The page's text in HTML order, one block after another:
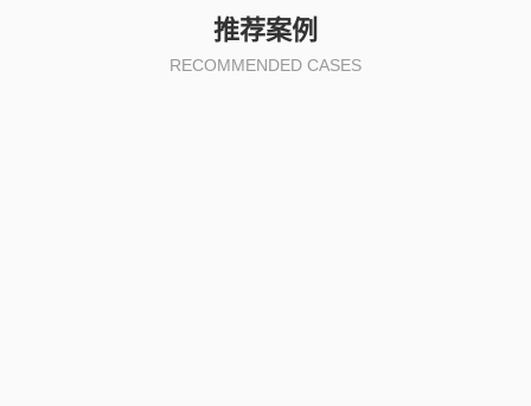
推荐案例
RECOMMENDED CASES